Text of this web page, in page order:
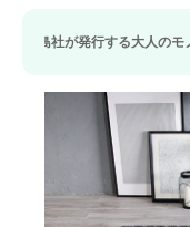
る大人のモノ雑誌「